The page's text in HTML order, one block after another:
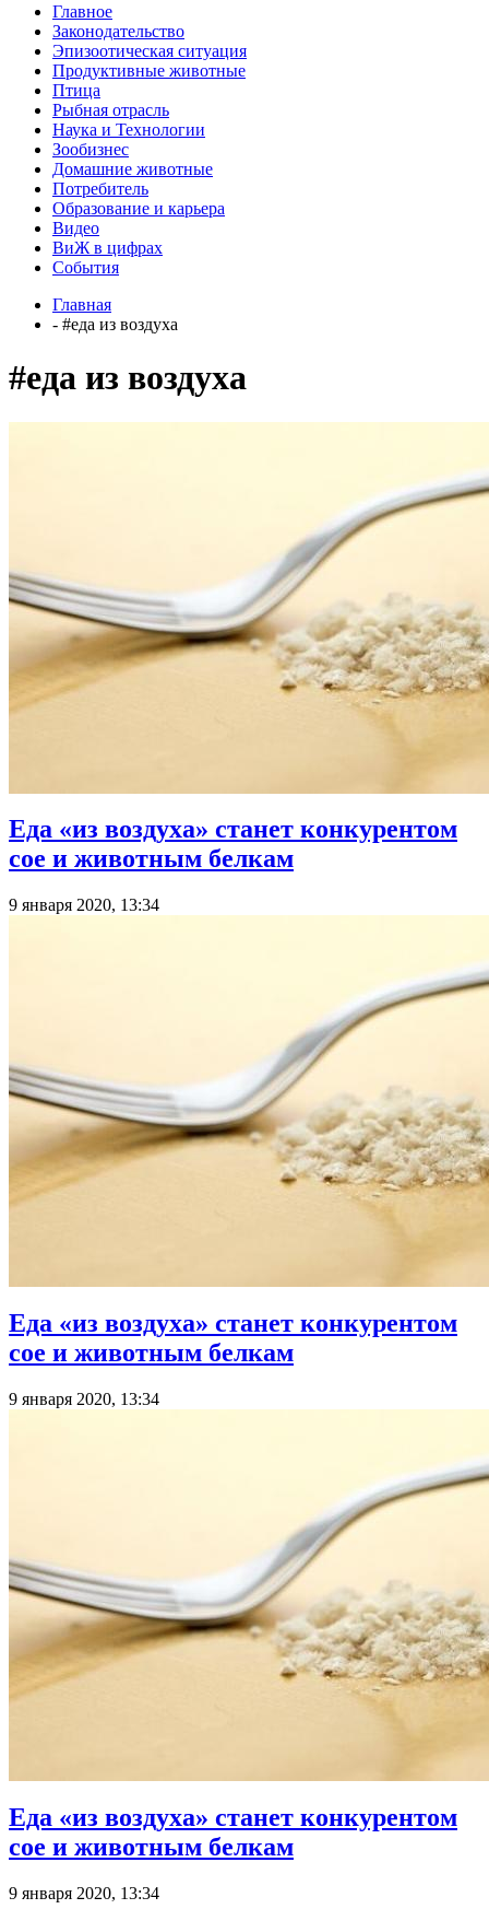
Главное
Законодательство
Эпизоотическая ситуация
Продуктивные животные
Птица
Рыбная отрасль
Наука и Технологии
Зообизнес
Домашние животные
Потребитель
Образование и карьера
Видео
ВиЖ в цифрах
События
Главная
- #еда из воздуха
#еда из воздуха
Еда «из воздуха» станет конкурентом
сое и животным белкам
9 января 2020, 13:34
Еда «из воздуха» станет конкурентом
сое и животным белкам
9 января 2020, 13:34
Еда «из воздуха» станет конкурентом
сое и животным белкам
9 января 2020, 13:34